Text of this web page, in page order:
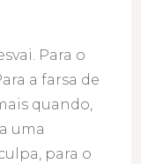
Para o
a farsa de
quando,
uma
para o